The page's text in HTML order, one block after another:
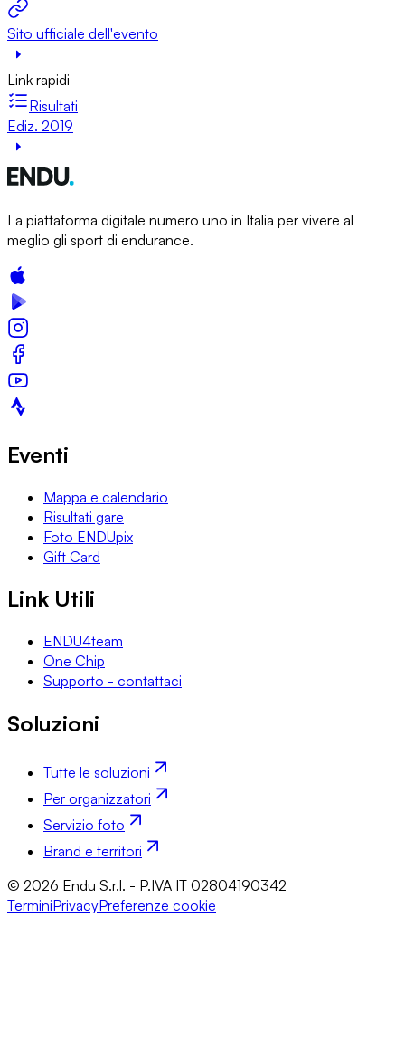
Sito ufficiale dell'evento
Link rapidi
Risultati
Ediz. 2019
La piattaforma digitale numero uno in Italia per vivere al
meglio gli sport di endurance.
Eventi
Mappa e calendario
Risultati gare
Foto ENDUpix
Gift Card
Link Utili
ENDU4team
One Chip
Supporto - contattaci
Soluzioni
Tutte le soluzioni
Per organizzatori
Servizio foto
Brand e territori
© 2026 Endu S.r.l. - P.IVA IT 02804190342
TerminiPrivacyPreferenze cookie